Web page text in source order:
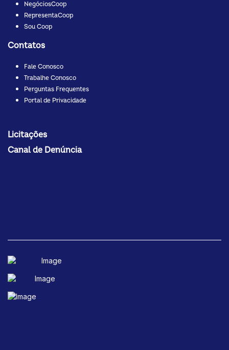
NegóciosCoop
RepresentaCoop
Sou Coop
Contatos
Fale Conosco
Trabalhe Conosco
Perguntas Frequentes
Portal de Privacidade
Licitações
Canal de Denúncia